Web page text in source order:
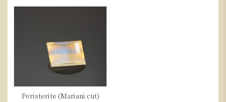
Peristerite (Mariani cut)